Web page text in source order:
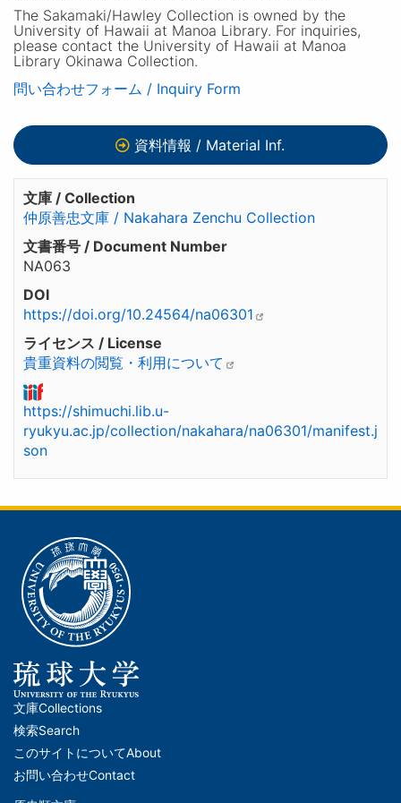
The Sakamaki/Hawley Collection is owned by the
University of Hawaii at Manoa Library. For inquiries,
please contact the University of Hawaii at Manoa
Library Okinawa Collection.
問い合わせフォーム / Inquiry Form
資料情報 / Material Inf.
文庫 / Collection
仲原善忠文庫 / Nakahara Zenchu Collection
文書番号 / Document Number
NA063
DOI
https://doi.org/10.24564/na06301
ライセンス / License
貴重資料の閲覧・利用について
https://shimuchi.lib.u-
ryukyu.ac.jp/collection/nakahara/na06301/manifest.j
son
メ
イ
ン
文庫Collections
検索Search
このサイトについてAbout
お問い合わせContact